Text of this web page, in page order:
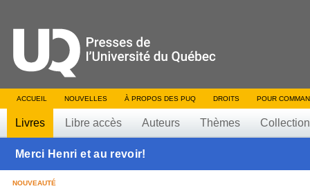
ACCUEIL NOUVELLES À PROPOS DES PUQ DROITS POUR
Livres Libre accès Auteurs Thèmes
Merci Henri et au revoir!
NOUVEAUTÉ